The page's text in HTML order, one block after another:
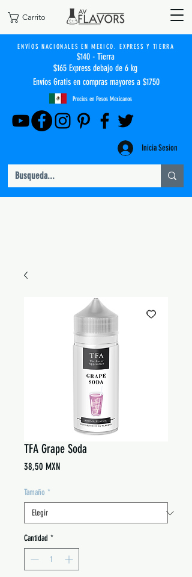
Carrito
ENVÍOS NACIONALES EN MEXICO. EXPRESS Y TIERRA
$140 - Tierra
$165 Express debajo de 6 kg
Envíos Gratis en compras mayores a $1750
Precios en Pesos Mexicanos
Inicia Sesion
TFA Grape Soda
38,50 MXNPrecio
Tamaño *
Cantidad *